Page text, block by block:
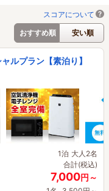
スコアについて
おすすめ順
安い順
ルプラン【素泊り】
1泊 大人2名
合計(税込)
7,000円～